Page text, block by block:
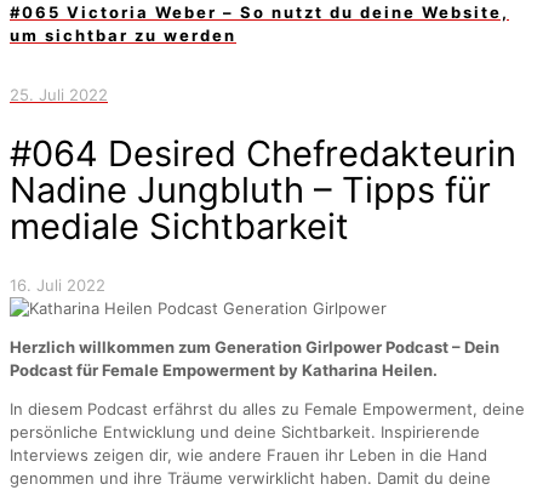
#065 Victoria Weber – So nutzt du deine Website,
um sichtbar zu werden
25. Juli 2022
#064 Desired Chefredakteurin
Nadine Jungbluth – Tipps für
mediale Sichtbarkeit
16. Juli 2022
Herzlich willkommen zum Generation Girlpower Podcast – Dein
Podcast für Female Empowerment by Katharina Heilen.
In diesem Podcast erfährst du alles zu Female Empowerment, deine
persönliche Entwicklung und deine Sichtbarkeit. Inspirierende
Interviews zeigen dir, wie andere Frauen ihr Leben in die Hand
genommen und ihre Träume verwirklicht haben. Damit du deine